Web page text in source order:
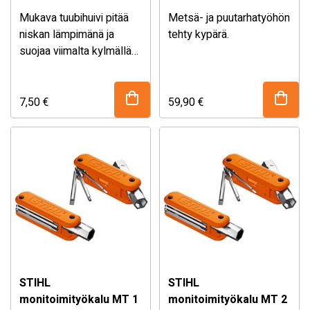
Mukava tuubihuivi pitää
niskan lämpimänä ja
suojaa viimalta kylmällä
7,50€
Metsä- ja puutarhatyöhön
tehty kypärä.
59,90€
STIHL
monitoimityökalu MT 1
STIHL
monitoimityökalu MT 2